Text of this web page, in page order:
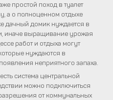
простой поход в туалет
а о полноценном отдыхе
дачный домик нуждается в
иначе выращивание урожая
работ и отдыха могут
нуждаются в
неприятного запаха.
система центральной
можно подключиться
от коммунальных